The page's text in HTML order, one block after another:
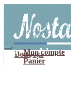
navigation
contenu
Mon compte
Panier
Bonbons